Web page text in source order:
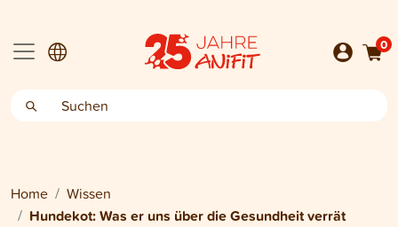
0
Home Wissen
Hundekot: Was er uns über die Gesundheit verrät